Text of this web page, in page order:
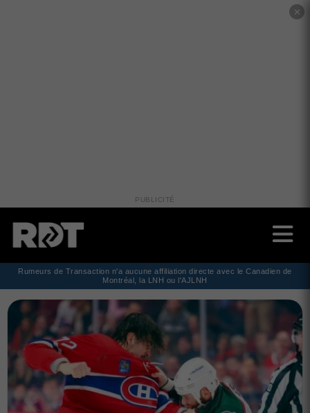
✕
PUBLICITÉ
Rumeurs de Transaction n'a aucune affiliation directe avec le Canadien de
Montréal, la LNH ou l'AJLNH